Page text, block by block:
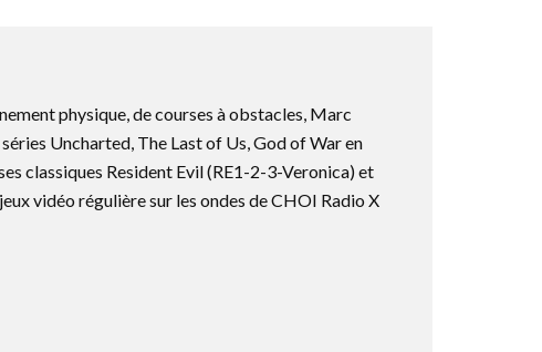
physique, de courses à obstacles, Marc
Uncharted, The Last of Us, God of War en
classiques Resident Evil (RE1-2-3-Veronica) et
vidéo régulière sur les ondes de CHOI Radio X